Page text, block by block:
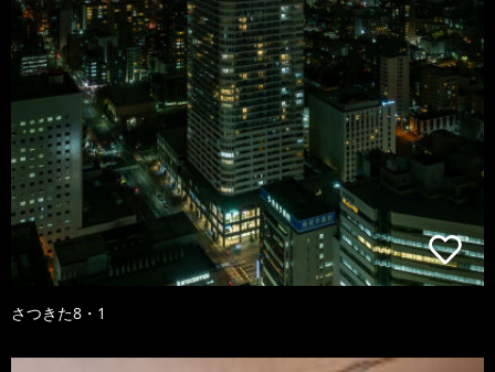
さつきた8・1